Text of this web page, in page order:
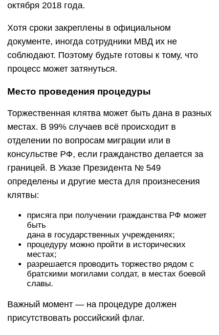
октября 2018 года.
Хотя сроки закреплены в официальном
документе, иногда сотрудники МВД их не
соблюдают. Поэтому будьте готовы к тому, что
процесс может затянуться.
Место проведения процедуры
Торжественная клятва может быть дана в разных
местах. В 99% случаев всё происходит в
отделении по вопросам миграции или в
консульстве РФ, если гражданство делается за
границей. В Указе Президента № 549
определены и другие места для произнесения
клятвы:
присяга при получении гражданства РФ может
быть
дана в государственных учреждениях;
процедуру можно пройти в исторических
местах;
разрешается проводить торжество рядом с
братскими могилами солдат, в местах боевой
славы.
Важный момент — на процедуре должен
присутствовать российский флаг.